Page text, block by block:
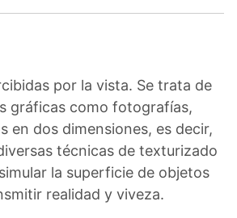
por la vista. Se trata de
gráficas como fotografías,
en dos dimensiones, es decir,
técnicas de texturizado
la superficie de objetos
realidad y viveza.